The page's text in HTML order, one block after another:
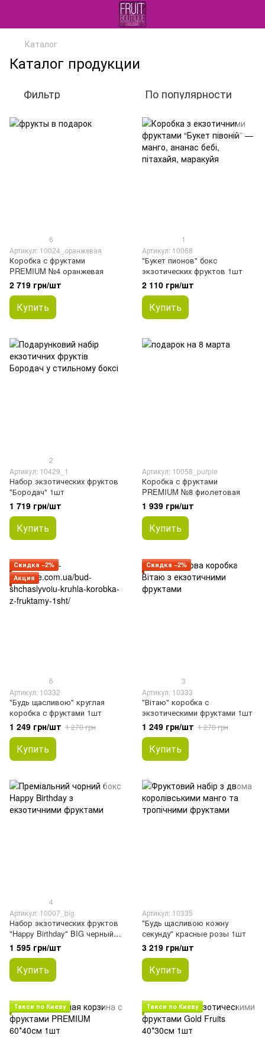
Каталог
Каталог продукции
Фильтр По популярности
6
Артикул: 10024_оранжевая
Коробка с фруктами
PREMIUM №4 оранжевая
2 719 грн/шт
Купить
1
Артикул: 10068
"Букет пионов" бокс
экзотических фруктов 1шт
2 110 грн/шт
Купить
2
Артикул: 10429_1
Набор экзотических фруктов
"Бородач" 1шт
1 719 грн/шт
Купить
Артикул: 10058_purple
Коробка с фруктами
PREMIUM №8 фиолетовая
1 939 грн/шт
Купить
Скидка −2%
Акция
6
Артикул: 10332
"Будь щасливою" круглая
коробка с фруктами 1шт
1 249 грн/шт 1 270 грн
Купить
Скидка −2%
3
Артикул: 10333
"Вітаю" коробка с
экзотическими фруктами 1шт
1 249 грн/шт 1 270 грн
Купить
4
Артикул: 10007_big
Набор экзотических фруктов
"Happy Birthday" BIG черный
бокс 1шт
1 595 грн/шт
Купить
Артикул: 10335
"Будь щасливою кожну
секунду" красные розы 1шт
3 219 грн/шт
Купить
Такси по Киеву Такси по Киеву